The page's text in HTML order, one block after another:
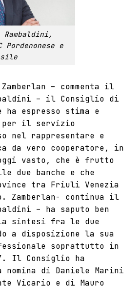
Pordenonese e
– commenta il
– il Consiglio di
ha espresso stima e
per il servizio
nel rappresentare e
da vero cooperatore, in
vasto, che è frutto
due banche e che
tra Friuli Venezia
. Zamberlan- continua il
– ha saputo ben
la sintesi fra le due
a disposizione la sua
soprattutto in
Il Consiglio ha
nomina di Daniele Marini
Vicario e di Mauro